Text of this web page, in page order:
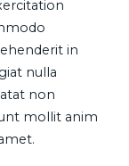
in
nulla
non
mollit anim